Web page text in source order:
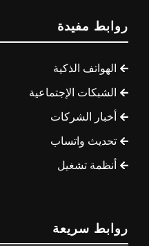
روابط مفيدة
الهواتف الذكية
الشبكات الإجتماعية
أخبار الشركات
تحديث واتساب
أنظمة تشغيل
روابط سريعة